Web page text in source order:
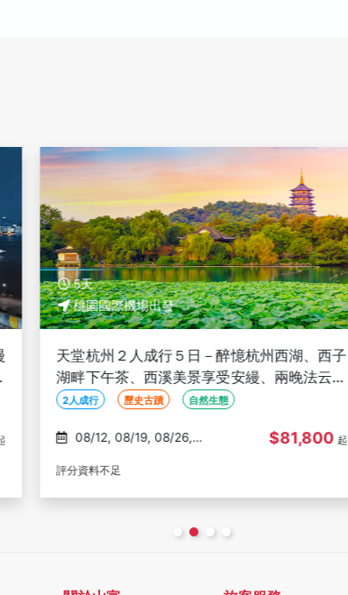
6天
桃園國際機場出發
煙雨江南６日－濮院時尚古鎮、拈花灣、寒山
寺祈福敲鐘、如夢上塘秀、星巴克旗艦店、網
紅LV路易號(文化參訪)
世界遺產 歷史古蹟 山水名勝
$30,900 起
評分資料不足